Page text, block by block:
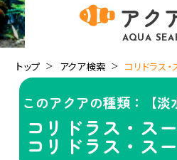
アク
AQUA
トップ アクア検索 コリドラス
このアクアの種類：【淡
コリドラス・ス
コリドラス・ス